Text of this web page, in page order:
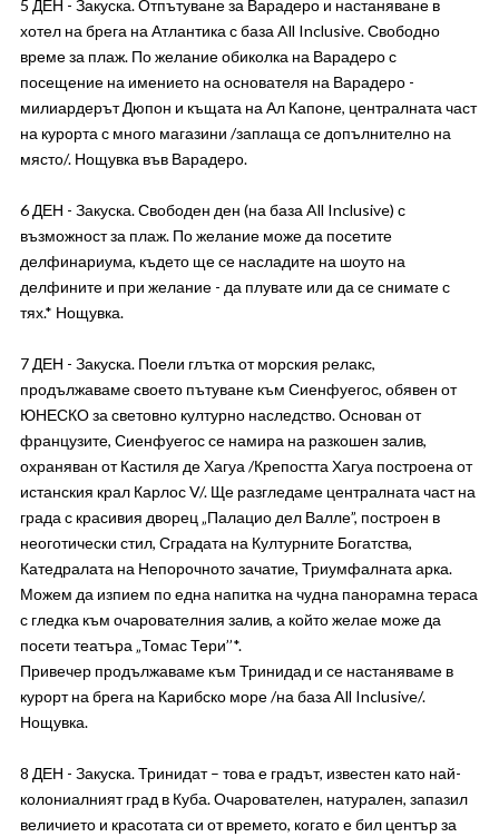
5 ДЕН - Закуска. Отпътуване за Варадеро и настаняване в
хотел на брега на Атлантика с база All Inclusive. Свободно
време за плаж. По желание обиколка на Варадеро с
посещение на имението на основателя на Варадеро -
милиардерът Дюпон и къщата на Ал Капоне, централната част
на курорта с много магазини /заплаща се допълнително на
място/. Нощувка във Варадеро.
6 ДЕН - Закуска. Свободен ден (на база All Inclusive) с
възможност за плаж. По желание може да посетите
делфинариума, където ще се насладите на шоуто на
делфините и при желание - да плувате или да се снимате с
тях.* Нощувка.
7 ДЕН - Закуска. Поели глътка от морския релакс,
продължаваме своето пътуване към Сиенфуегос, обявен от
ЮНЕСКО за световно културно наследство. Основан от
французите, Сиенфуегос се намира на разкошен залив,
охраняван от Кастиля де Хагуа /Крепостта Хагуа построена от
истанския крал Карлос V/. Ще разгледаме централната част на
града с красивия дворец „Палацио дел Валле”, построен в
неоготически стил, Сградата на Културните Богатства,
Катедралата на Непорочното зачатие, Триумфалната арка.
Можем да изпием по една напитка на чудна панорамна тераса
с гледка към очарователния залив, а който желае може да
посети театъра „Томас Тери’’*.
Привечер продължаваме към Тринидад и се настаняваме в
курорт на брега на Карибско море /на база All Inclusive/.
Нощувка.
8 ДЕН - Закуска. Тринидат – това е градът, известен като най-
колониалният град в Куба. Очарователен, натурален, запазил
величието и красотата си от времето, когато е бил център за